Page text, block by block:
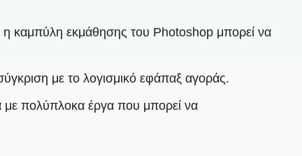
καμπύλη εκμάθησης του Photoshop μπορεί να
με το λογισμικό εφάπαξ αγοράς.
με πολύπλοκα έργα που μπορεί να